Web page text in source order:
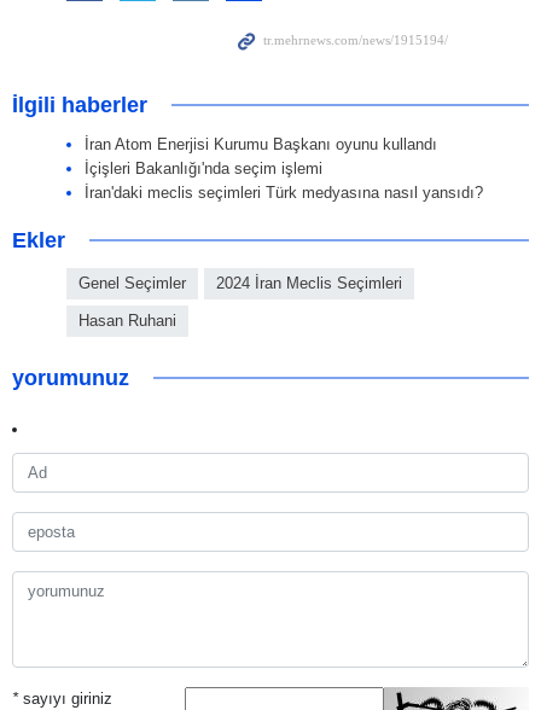
İlgili haberler
İran Atom Enerjisi Kurumu Başkanı oyunu kullandı
İçişleri Bakanlığı'nda seçim işlemi
İran'daki meclis seçimleri Türk medyasına nasıl yansıdı?
Ekler
Genel Seçimler 2024 İran Meclis Seçimleri
Hasan Ruhani
yorumunuz
*sayıyı giriniz